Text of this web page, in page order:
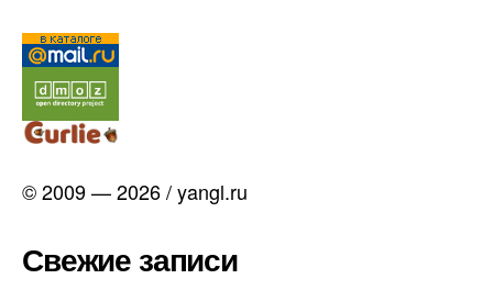
© 2009 — 2026 / yangl.ru
Свежие записи